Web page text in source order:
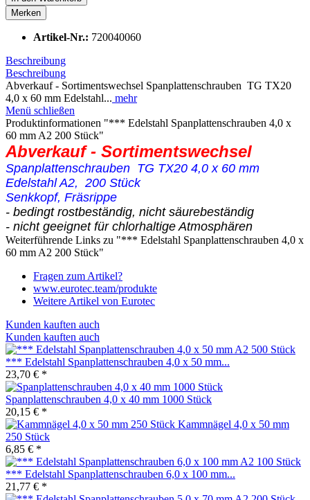
Merken
Artikel-Nr.: 720040060
Beschreibung
Beschreibung
Abverkauf - Sortimentswechsel Spanplattenschrauben TG TX20
4,0 x 60 mm Edelstahl... mehr
Menü schließen
Produktinformationen "*** Edelstahl Spanplattenschrauben 4,0 x
60 mm A2 200 Stück"
Abverkauf - Sortimentswechsel
Spanplattenschrauben TG TX20 4,0 x 60 mm
Edelstahl A2, 200 Stück
Senkkopf, Fräsrippe
- bedingt rostbeständig, nicht säurebeständig
- nicht geeignet für chlorhaltige Atmosphären
Weiterführende Links zu "*** Edelstahl Spanplattenschrauben 4,0 x
60 mm A2 200 Stück"
Fragen zum Artikel?
www.eurotec.team/produkte
Weitere Artikel von Eurotec
Kunden kauften auch
Kunden kauften auch
*** Edelstahl Spanplattenschrauben 4,0 x 50 mm...
23,70 € *
Spanplattenschrauben 4,0 x 40 mm 1000 Stück
20,15 € *
Kammnägel 4,0 x 50 mm
250 Stück
6,85 € *
*** Edelstahl Spanplattenschrauben 6,0 x 100 mm...
21,77 € *